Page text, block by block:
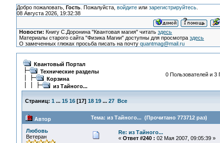
Добро пожаловать, Гость. Пожалуйста, войдитеили зарегистрируйтесь.
08 Августа 2026, 19:32:38
Новости: Книгу С.Доронина "Квантовая магия" читатьздесь
Материалы старого сайта "Физика Магии" доступны для просмотраздесь
О замеченных глюках просьба писать на почтуquantmag@mail.ru
Квантовый Портал
Технические разделы
Корзина
из Тайного...
0 Пользователей и 3
Страниц: 1 ... 15 16[17] 18 19 ... 27 Все
Автор Тема: из Тайного... (Прочитано 773712 раз)
Любовь
Ветеран
Re: из Тайного...
« Ответ #240 : 02 Мая 2007, 09:05:39 »